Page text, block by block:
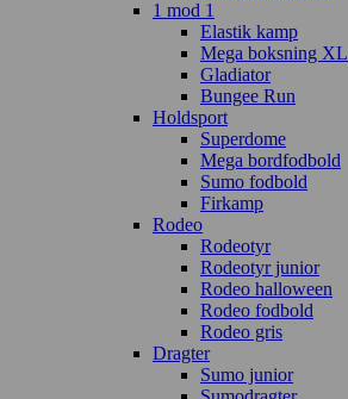
1 mod 1
Elastik kamp
Mega boksning XL
Gladiator
Bungee Run
Holdsport
Superdome
Mega bordfodbold
Sumo fodbold
Firkamp
Rodeo
Rodeotyr
Rodeotyr junior
Rodeo halloween
Rodeo fodbold
Rodeo gris
Dragter
Sumo junior